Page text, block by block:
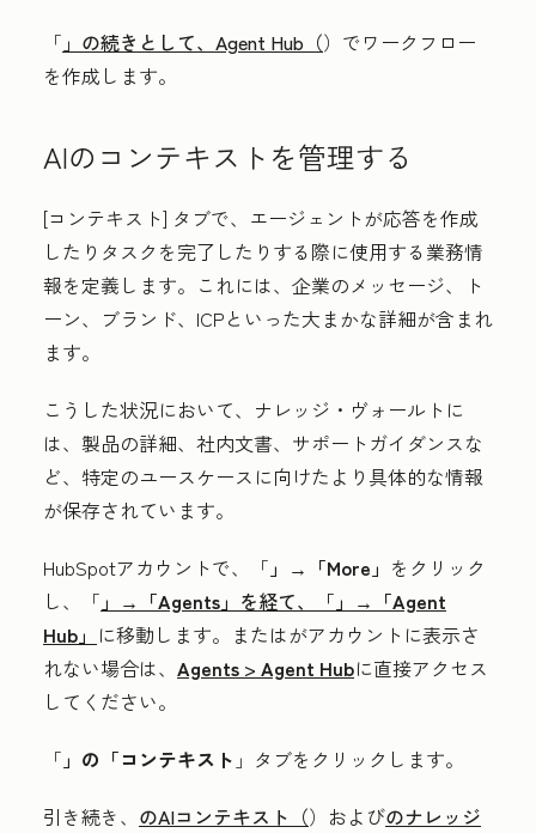
「 」の続きとして、Agent Hub（）でワークフロー
を作成します。
AIのコンテキストを管理する
[コンテキスト] タブで、エージェントが応答を作成
したりタスクを完了したりする際に使用する業務情
報を定義します。これには、企業のメッセージ、ト
ーン、ブランド、ICPといった大まかな詳細が含まれ
ます。
こうした状況において、ナレッジ・ヴォールトに
は、製品の詳細、社内文書、サポートガイダンスな
ど、特定のユースケースに向けたより具体的な情報
が保存されています。
HubSpotアカウントで、「 」→「More」 をクリック
し、「 」→「Agents」 を経て、「 」→「Agent
Hub」 に移動します。 またはがアカウントに表示さ
れない場合は、 Agents > Agent Hubに直接アクセス
してください。
「 」の「コンテキスト 」タブをクリックします。
引き続き、 のAIコンテキスト（）およびのナレッジ